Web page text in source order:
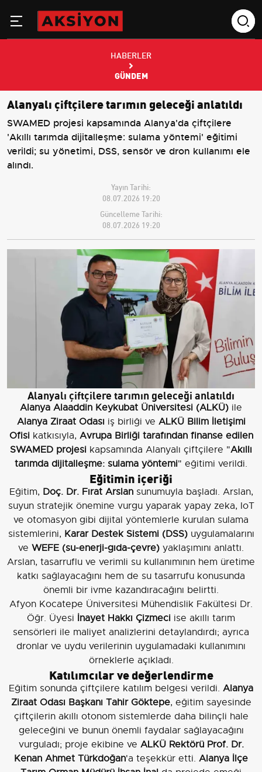
HABERLER
GÜNDEM
Alanyalı çiftçilere tarımın geleceği anlatıldı
SWAMED projesi kapsamında Alanya'da çiftçilere
'Akıllı tarımda dijitalleşme: sulama yöntemi' eğitimi
verildi; su yönetimi, DSS, sensör ve dron kullanımı ele
alındı.
Yayın Tarihi:
08.07.2026 19:20
Güncelleme Tarihi:
08.07.2026 19:20
Alanyalı çiftçilere tarımın geleceği anlatıldı
Alanya Alaaddin Keykubat Üniversitesi (ALKÜ) ile
Alanya Ziraat Odası iş birliği ve ALKÜ Bilim İletişimi
Ofisikatkısıyla, Avrupa Birliği tarafından finanse edilen
SWAMED projesi kapsamında Alanyalı çiftçilere "Akıllı
tarımda dijitalleşme: sulama yöntemi" eğitimi verildi.
Eğitimin içeriği
Eğitim, Doç. Dr. Fırat Arslansunumuyla başladı. Arslan,
suyun stratejik önemine vurgu yaparak yapay zeka, IoT
ve otomasyon gibi dijital yöntemlerle kurulan sulama
sistemlerini, Karar Destek Sistemi (DSS)uygulamalarını
ve WEFE (su-enerji-gıda-çevre) yaklaşımını anlattı.
Arslan, tasarruflu ve verimli su kullanımının hem üretime
katkı sağlayacağını hem de su tasarrufu konusunda
önemli bir ivme kazandıracağını belirtti.
Afyon Kocatepe Üniversitesi Mühendislik Fakültesi Dr.
Öğr. Üyesi İnayet Hakkı Çizmeci ise akıllı tarım
sensörleri ile maliyet analizlerini detaylandırdı; ayrıca
dronlar ve uydu verilerinin uygulamadaki kullanımını
örneklerle açıkladı.
Katılımcılar ve değerlendirme
Eğitim sonunda çiftçilere katılım belgesi verildi. Alanya
Ziraat Odası Başkanı Tahir Göktepe, eğitim sayesinde
çiftçilerin akıllı otonom sistemlerde daha bilinçli hale
geleceğini ve bunun önemli faydalar sağlayacağını
vurguladı; proje ekibine ve ALKÜ Rektörü Prof. Dr.
Kenan Ahmet Türkdoğan'a teşekkür etti. Alanya İlçe